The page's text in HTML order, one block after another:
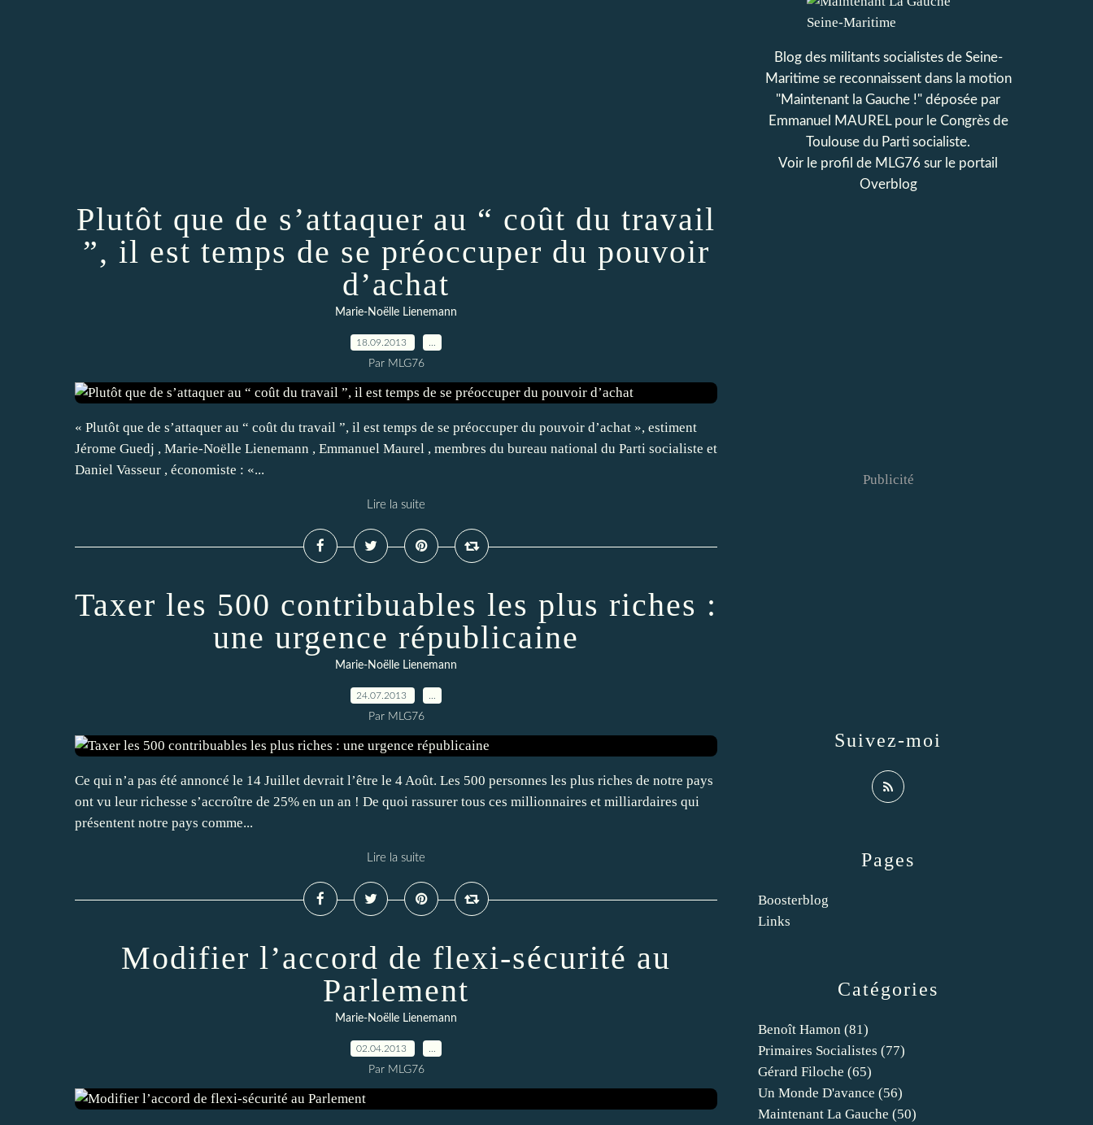
Plutôt que de s’attaquer au “ coût du travail
”, il est temps de se préoccuper du pouvoir
d’achat
Marie-Noëlle Lienemann
18.09.2013
Par MLG76
« Plutôt que de s’attaquer au “ coût du travail ”, il est temps de se préoccuper du pouvoir d’achat », estiment
Jérome Guedj , Marie-Noëlle Lienemann , Emmanuel Maurel , membres du bureau national du Parti socialiste et
Daniel Vasseur , économiste : «...
Lire la suite
Taxer les 500 contribuables les plus riches :
une urgence républicaine
Marie-Noëlle Lienemann
24.07.2013
Par MLG76
Ce qui n’a pas été annoncé le 14 Juillet devrait l’être le 4 Août. Les 500 personnes les plus riches de notre pays
ont vu leur richesse s’accroître de 25% en un an ! De quoi rassurer tous ces millionnaires et milliardaires qui
présentent notre pays comme...
Lire la suite
Modifier l’accord de flexi-sécurité au
Parlement
Marie-Noëlle Lienemann
02.04.2013
Par MLG76
Catégories
Benoît Hamon (81)
Primaires Socialistes (77)
Gérard Filoche (65)
Un Monde D'avance (56)
Maintenant La Gauche (50)
Pages
Boosterblog
Links
Blog des militants socialistes de Seine-
Maritime se reconnaissent dans la motion
"Maintenant la Gauche !" déposée par
Emmanuel MAUREL pour le Congrès de
Toulouse du Parti socialiste.
Voir le profil de MLG76 sur le portail
Overblog
Suivez-moi
Publicité